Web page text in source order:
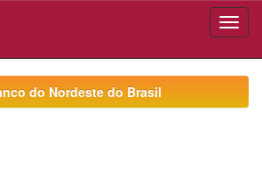
do Nordeste do Brasil